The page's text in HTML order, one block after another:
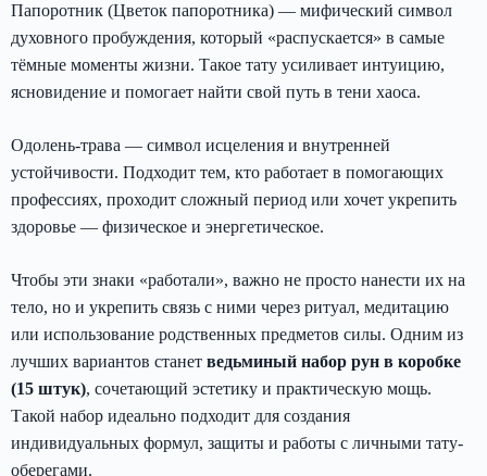
Папоротник (Цветок папоротника) — мифический символ
духовного пробуждения, который «распускается» в самые
тёмные моменты жизни. Такое тату усиливает интуицию,
ясновидение и помогает найти свой путь в тени хаоса.
Одолень-трава — символ исцеления и внутренней
устойчивости. Подходит тем, кто работает в помогающих
профессиях, проходит сложный период или хочет укрепить
здоровье — физическое и энергетическое.
Чтобы эти знаки «работали», важно не просто нанести их на
тело, но и укрепить связь с ними через ритуал, медитацию
или использование родственных предметов силы. Одним из
лучших вариантов станет ведьминый набор рун в коробке
(15 штук), сочетающий эстетику и практическую мощь.
Такой набор идеально подходит для создания
индивидуальных формул, защиты и работы с личными тату-
оберегами.